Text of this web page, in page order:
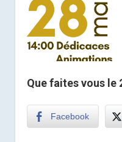
Que faites vous le
Facebook